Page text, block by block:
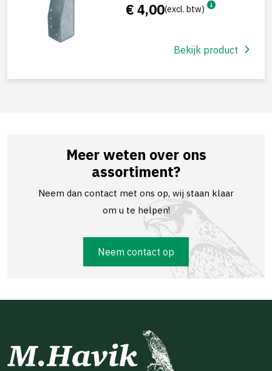
€ 4,00(excl. btw)
Bekijk product
Meer weten over ons
assortiment?
Neem dan contact met ons op, wij staan klaar
om u te helpen!
Neem contact op